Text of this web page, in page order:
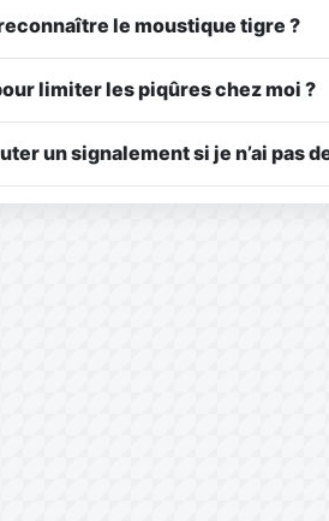
le moustique tigre ?
limiter les piqûres chez moi ?
un signalement si je n’ai pas